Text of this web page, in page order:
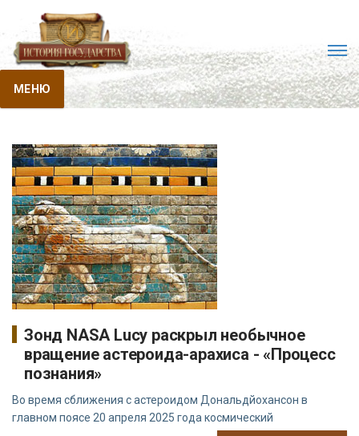
МЕНЮ
Зонд NASA Lucy раскрыл необычное
вращение астероида-арахиса - «Процесс
познания»
Во время сближения с астероидом Дональдйохансон в
главном поясе 20 апреля 2025 года космический